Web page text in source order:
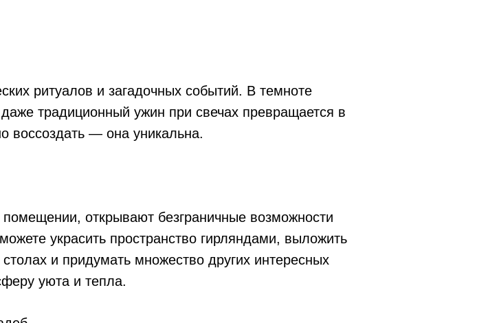
ритуалов и загадочных событий. В темноте
традиционный ужин при свечах превращается в
воссоздать — она уникальна.
открывают безграничные возможности
украсить пространство гирляндами, выложить
и придумать множество других интересных
уюта и тепла.